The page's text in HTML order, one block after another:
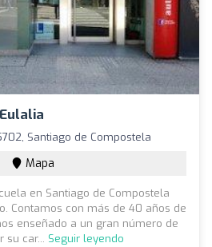
Santiago de Compostela
Mapa
en Santiago de Compostela
Contamos con más de 40 años de
enseñado a un gran número de
su car... Seguir leyendo